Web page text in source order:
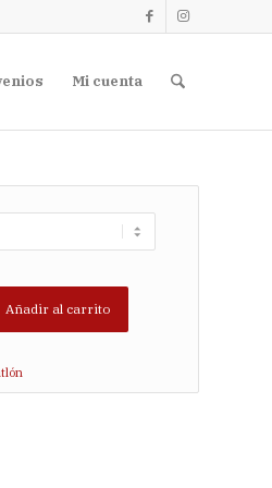
Mi cuenta
Añadir al carrito